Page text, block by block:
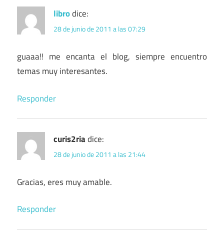
librodice:
28 de junio de 2011 a las 07:29
guaaa!! me encanta el blog, siempre encuentro
temas muy interesantes.
Responder
curis2riadice:
28 de junio de 2011 a las 21:44
Gracias, eres muy amable.
Responder